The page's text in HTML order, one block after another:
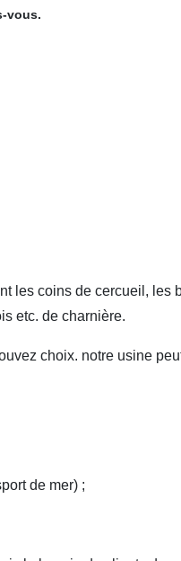
vous.
les coins de cercueil, les
etc. de charnière.
choix. notre usine
de mer) ;